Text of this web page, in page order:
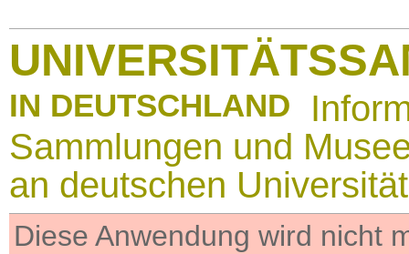
IN DEUTSCHLAND
Sammlungen und
an deutschen
Diese Anwendung wird nicht